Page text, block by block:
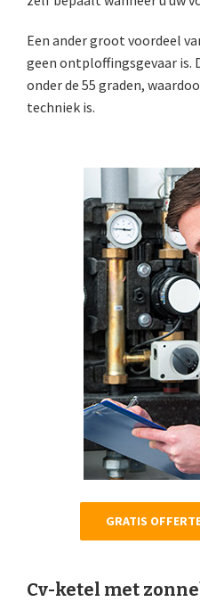
Een ander groot voordeel
geen ontploffingsgevaar
onder de 55 graden,
techniek is.
GRATIS
Cv-ketel met